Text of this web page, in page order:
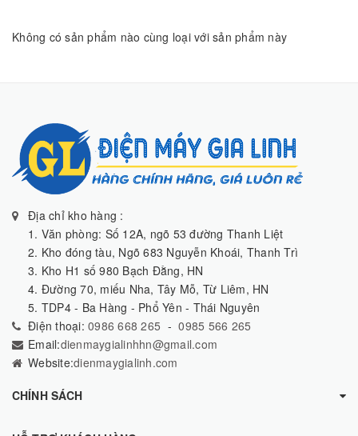
Không có sản phẩm nào cùng loại với sản phẩm này
Địa chỉ kho hàng :
1. Văn phòng: Số 12A, ngõ 53 đường Thanh Liệt
2. Kho đóng tàu, Ngõ 683 Nguyễn Khoái, Thanh Trì
3. Kho H1 số 980 Bạch Đằng, HN
4. Đường 70, miếu Nha, Tây Mỗ, Từ Liêm, HN
5. TDP4 - Ba Hàng - Phổ Yên - Thái Nguyên
Điện thoại: 0986 668 265 -0985 566 265
Email:dienmaygialinhhn@gmail.com
Website:dienmaygialinh.com
CHÍNH SÁCH